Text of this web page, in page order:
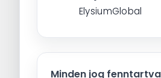
ElysiumGlobal
Minden jog